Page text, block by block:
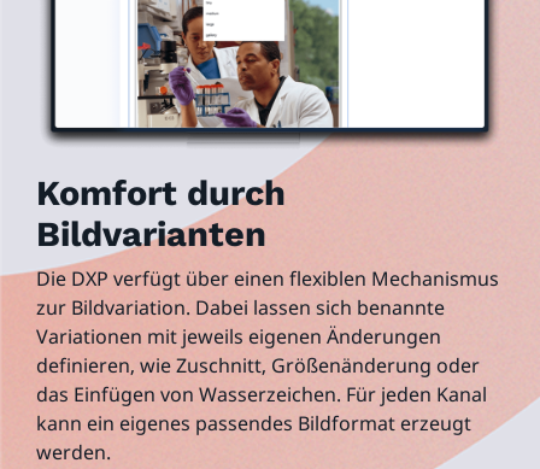
Komfort durch
Bildvarianten
Die DXP verfügt über einen flexiblen Mechanismus
zur Bildvariation. Dabei lassen sich benannte
Variationen mit jeweils eigenen Änderungen
definieren, wie Zuschnitt, Größenänderung oder
das Einfügen von Wasserzeichen. Für jeden Kanal
kann ein eigenes passendes Bildformat erzeugt
werden.